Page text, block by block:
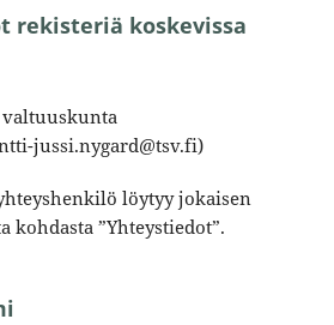
rekisteriä koskevissa
jussi.nygard@tsv.fi)
löytyy jokaisen
”Yhteystiedot”.